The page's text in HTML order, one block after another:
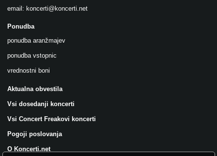
email: koncerti@koncerti.net
Ponudba
ponudba aranžmajev
ponudba vstopnic
vrednostni boni
Aktualna obvestila
Vsi dosedanji koncerti
Vsi Concert Freakovi koncerti
Pogoji poslovanja
O Koncerti.net